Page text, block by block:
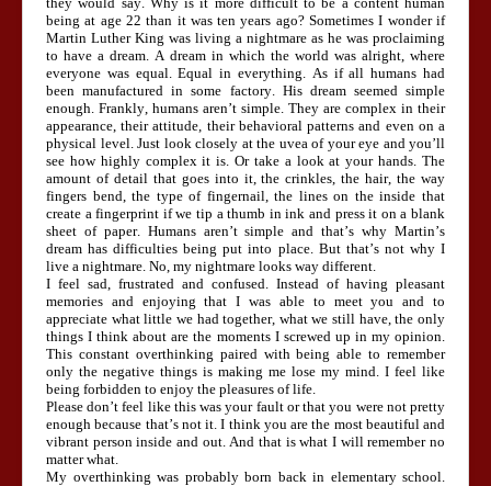
being at age 22 than it was ten years ago? Sometimes I wonder if
Martin Luther King was living a nightmare as he was proclaiming
to have a dream. A dream in which the world was alright, where
everyone was equal. Equal in everything. As if all humans had
been manufactured in some factory. His dream seemed simple
enough. Frankly, humans aren’t simple. They are complex in their
appearance, their attitude, their behavioral patterns and even on a
physical level. Just look closely at the uvea of your eye and you’ll
see how highly complex it is. Or take a look at your hands. The
amount of detail that goes into it, the crinkles, the hair, the way
fingers bend, the type of fingernail, the lines on the inside that
create a fingerprint if we tip a thumb in ink and press it on a blank
sheet of paper. Humans aren’t simple and that’s why Martin’s
dream has difficulties being put into place. But that’s not why I
live a nightmare. No, my nightmare looks way different.
I feel sad, frustrated and confused. Instead of having pleasant
memories and enjoying that I was able to meet you and to
appreciate what little we had together, what we still have, the only
things I think about are the moments I screwed up in my opinion.
This constant overthinking paired with being able to remember
only the negative things is making me lose my mind. I feel like
being forbidden to enjoy the pleasures of life.
Please don’t feel like this was your fault or that you were not pretty
enough because that’s not it. I think you are the most beautiful and
vibrant person inside and out. And that is what I will remember no
matter what.
My overthinking was probably born back in elementary school.